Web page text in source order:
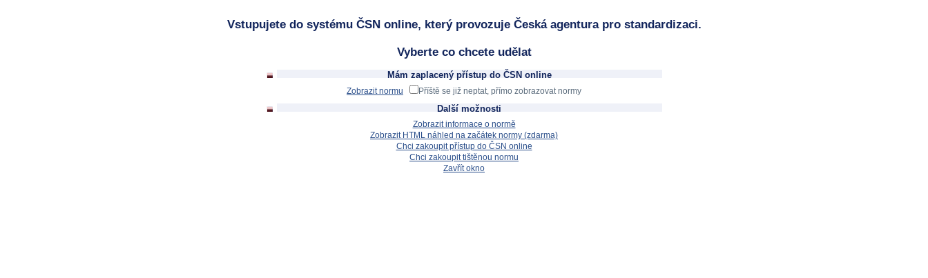
Vstupujete do systému ČSN online, který provozuje Česká agentura pro standardizaci.
Vyberte co chcete udělat
Mám zaplacený přístup do ČSN online
Zobrazit normu Příště se již neptat, přímo zobrazovat normy
Další možnosti
Zobrazit informace o normě
Zobrazit HTML náhled na začátek normy (zdarma)
Chci zakoupit přístup do ČSN online
Chci zakoupit tištěnou normu
Zavřít okno